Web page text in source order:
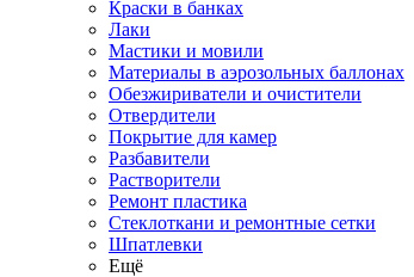
Краски в банках
Лаки
Мастики и мовили
Материалы в аэрозольных баллонах
Обезжириватели и очистители
Отвердители
Покрытие для камер
Разбавители
Растворители
Ремонт пластика
Стеклоткани и ремонтные сетки
Шпатлевки
Ещё